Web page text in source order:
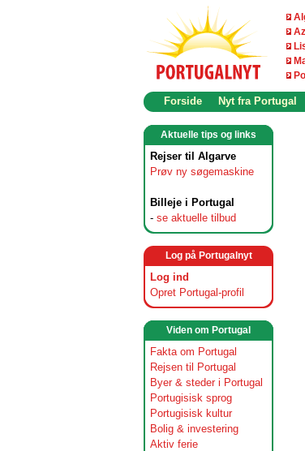
Forside Nyt fra Portugal
Aktuelle tips og links
Rejser til Algarve
Prøv ny søgemaskine
Billeje i Portugal
- se aktuelle tilbud
Log på Portugalnyt
Log ind
Opret Portugal-profil
Viden om Portugal
Fakta om Portugal
Rejsen til Portugal
Byer & steder i Portugal
Portugisisk sprog
Portugisisk kultur
Bolig & investering
Aktiv ferie